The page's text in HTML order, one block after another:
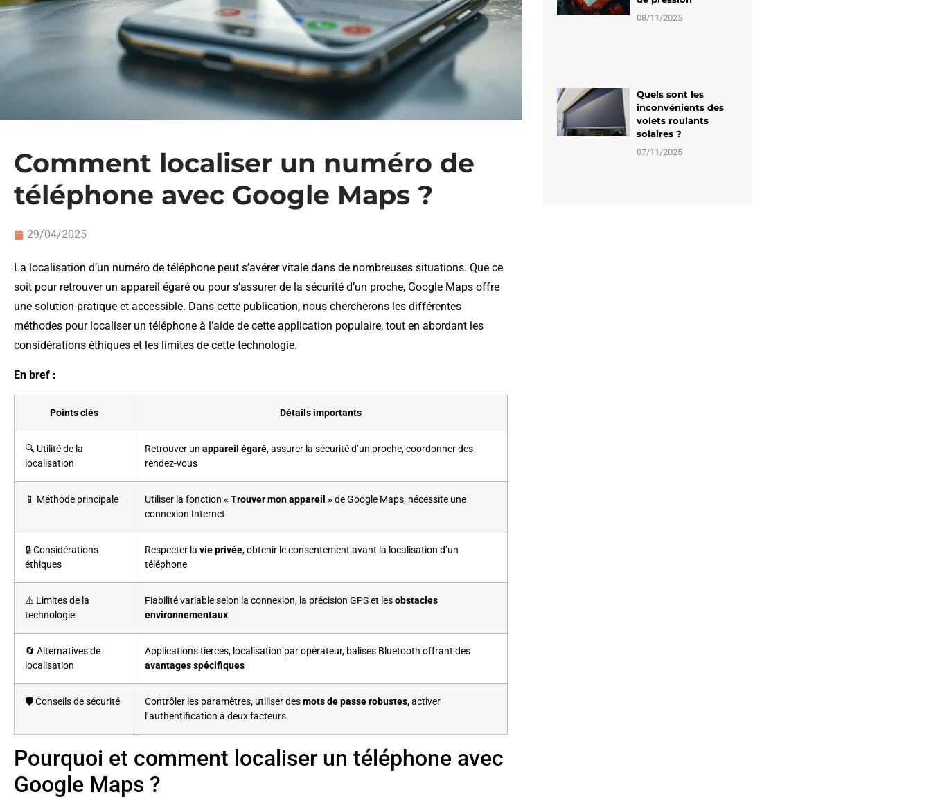
Comment localiser un numéro de
téléphone avec Google Maps ?
29/04/2025
La localisation d’un numéro de téléphone peut s’avérer vitale dans de nombreuses situations. Que ce
soit pour retrouver un appareil égaré ou pour s’assurer de la sécurité d’un proche, Google Maps offre
une solution pratique et accessible. Dans cette publication, nous chercherons les différentes
méthodes pour localiser un téléphone à l’aide de cette application populaire, tout en abordant les
considérations éthiques et les limites de cette technologie.
En bref :
Points clés Détails importants
🔍 Utilité de la
localisation
Retrouver un appareil égaré, assurer la sécurité d’un proche, coordonner des
rendez-vous
📱 Méthode principale Utiliser la fonction « Trouver mon appareil »de Google Maps, nécessite une
connexion Internet
🔒 Considérations
éthiques
Respecter la vie privée, obtenir le consentement avant la localisation d’un
téléphone
⚠️ Limites de la
technologie
Fiabilité variable selon la connexion, la précision GPS et lesobstacles
environnementaux
🔄 Alternatives de
localisation
Applications tierces, localisation par opérateur, balises Bluetooth offrant des
avantages spécifiques
🛡️ Conseils de sécurité Contrôler les paramètres, utiliser desmots de passe robustes, activer
l’authentification à deux facteurs
Pourquoi et comment localiser un téléphone avec
Google Maps ?
08/11/2025
Quels sont les
inconvénients des
volets roulants
solaires ?
07/11/2025